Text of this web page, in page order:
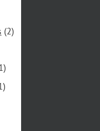
(2)